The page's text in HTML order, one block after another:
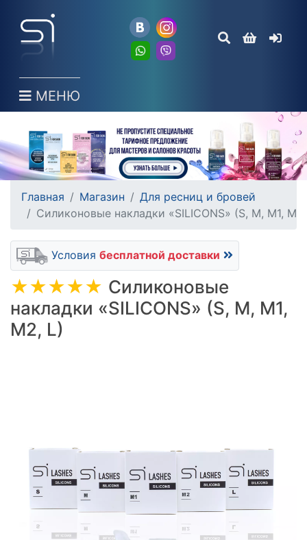
МЕНЮ
Главная Магазин
Для ресниц и бровей
Силиконовые накладки «SILICONS» (S, M, M1,
Условия бесплатной доставки
★★★★★ Силиконовые
накладки «SILICONS» (S, M, M1,
M2, L)